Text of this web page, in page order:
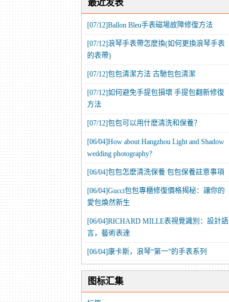
最近发表
[07/12]​Ballon Bleu手表磁場故障修復方法
[07/12]​浪琴手表帶怎麽換(如何更換浪琴手表
的表帶)
[07/12]​包包清潔方法 古馳包包清潔
[07/12]如何避免手提包損壞 手提包翻新修復
方法
[07/12]​包包可以用什麽清洗和保養？
[06/04]How about Hangzhou Light and Shadow
wedding photography?
[06/04]包包怎麽清洗保養 包包保養註意事項
[06/04]​Gucci包包專櫃修復價格揭秘：讓你的
愛包煥然新生
[06/04]RICHARD MILLE表視覺識別：設計語
言，藝術表達
[06/04]康卡斯，浪琴“第一”的手表系列
图标汇集